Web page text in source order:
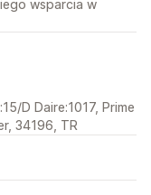
wsparcia w
D Daire:1017, Prime
34196, TR